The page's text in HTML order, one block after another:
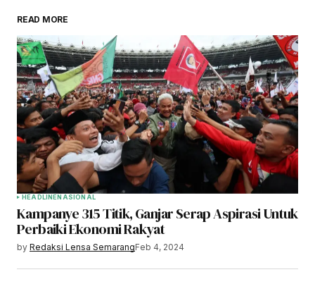
READ MORE
HEADLINENASIONAL
Kampanye 315 Titik, Ganjar Serap Aspirasi Untuk
Perbaiki Ekonomi Rakyat
by Redaksi Lensa SemarangFeb 4, 2024